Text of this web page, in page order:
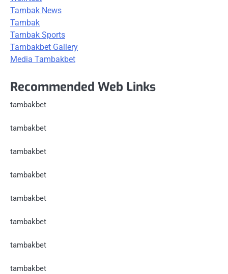
Tambak News
Tambak
Tambak Sports
Tambakbet Gallery
Media Tambakbet
Recommended Web Links
tambakbet
tambakbet
tambakbet
tambakbet
tambakbet
tambakbet
tambakbet
tambakbet